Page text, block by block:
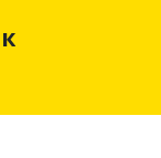
обл,